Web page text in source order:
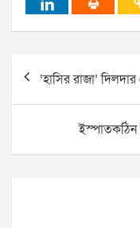
Post
navigation
‘হাসির রাজা’